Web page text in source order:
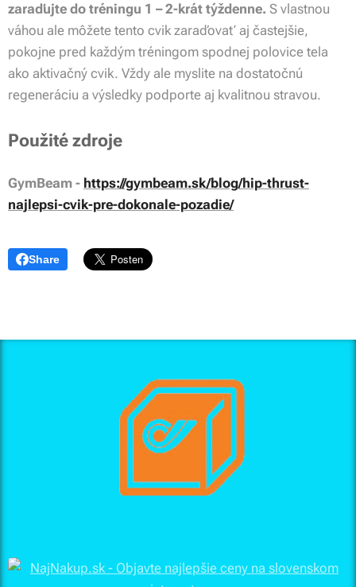
zaraďujte do tréningu 1 – 2-krát týždenne. S vlastnou
váhou ale môžete tento cvik zaraďovať aj častejšie,
pokojne pred každým tréningom spodnej polovice tela
ako aktivačný cvik. Vždy ale myslite na dostatočnú
regeneráciu a výsledky podporte aj kvalitnou stravou.
Použité zdroje
GymBeam - https://gymbeam.sk/blog/hip-thrust-
najlepsi-cvik-pre-dokonale-pozadie/
Share